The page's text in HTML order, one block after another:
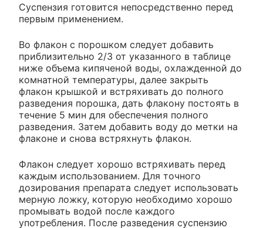
Суспензия готовится непосредственно перед
первым применением.
Во флакон с порошком следует добавить
приблизительно 2/3 от указанного в таблице
ниже объема кипяченой воды, охлажденной до
комнатной температуры, далее закрыть
флакон крышкой и встряхивать до полного
разведения порошка, дать флакону постоять в
течение 5 мин для обеспечения полного
разведения. Затем добавить воду до метки на
флаконе и снова встряхнуть флакон.
Флакон следует хорошо встряхивать перед
каждым использованием. Для точного
дозирования препарата следует использовать
мерную ложку, которую необходимо хорошо
промывать водой после каждого
употребления. После разведения суспензию